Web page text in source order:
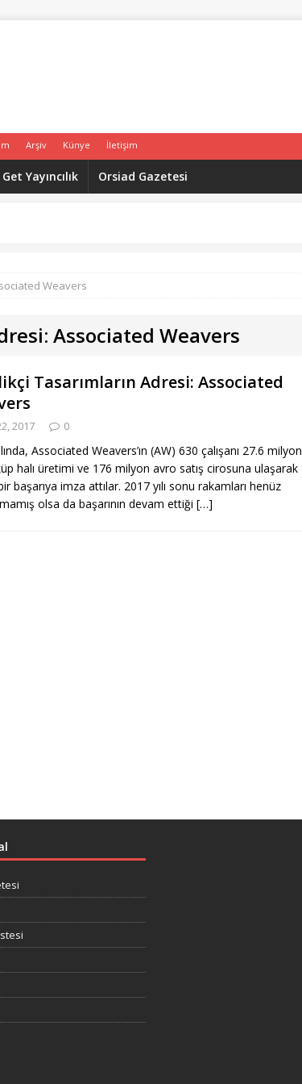
Arşiv Künye İletişim
Get Yayıncılık Orsiad Gazetesi
Weavers
Associated Weavers
Tasarımların Adresi: Associated
2017 0
Associated Weavers’ın (AW) 630 çalışanı 27.6 milyon
halı üretimi ve 176 milyon avro satış cirosuna ulaşarak
başarıya imza attılar. 2017 yılı sonu rakamları henüz
olsa da başarının devam ettiği […]